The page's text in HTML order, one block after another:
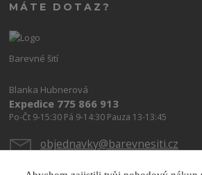
MÁTE DOTAZ?
Barevné šití
Blanka Hubnerová
Expedice 775 866 913
Po-Čt 9-15:30 Pá 9-14:30 Pauza 13-13:45
objednavky@barevnesiti.cz